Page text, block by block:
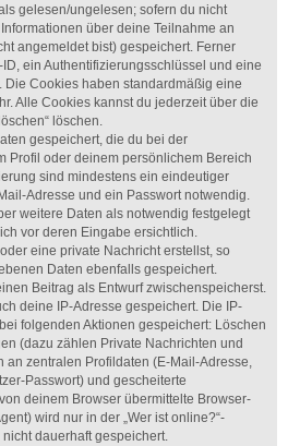
gelesen/ungelesen; sofern du nicht
über deine Teilnahme an
angemeldet bist) gespeichert. Ferner
ein Authentifizierungsschlüssel und eine
Die Cookies haben standardmäßig eine
Alle Cookies kannst du jederzeit über die
löschen.
gespeichert, die du bei der
Profil oder deinem persönlichem Bereich
sind mindestens ein eindeutiger
Adresse und ein Passwort notwendig.
weitere Daten als notwendig festgelegt
vor deren Eingabe ersichtlich.
eine private Nachricht erstellst, so
Daten ebenfalls gespeichert.
Beitrag als Entwurf zwischenspeicherst.
deine IP-Adresse gespeichert. Die IP-
folgenden Aktionen gespeichert: Löschen
(dazu zählen Private Nachrichten und
an zentralen Profildaten (E-Mail-Adresse,
Passwort) und gescheiterte
deinem Browser übermittelte Browser-
wird nur in der „Wer ist online?“-
dauerhaft gespeichert.